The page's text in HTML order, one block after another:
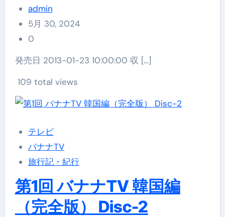
admin
5月 30, 2024
0
発売日 2013-01-23 10:00:00 収 […]
109 total views
テレビ
バナナTV
旅行記・紀行
第1回 バナナTV 韓国編
（完全版） Disc-2